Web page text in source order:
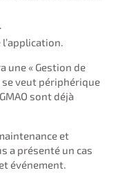
une « Gestion de
veut périphérique
sont déjà
et
a présenté un cas
événement.